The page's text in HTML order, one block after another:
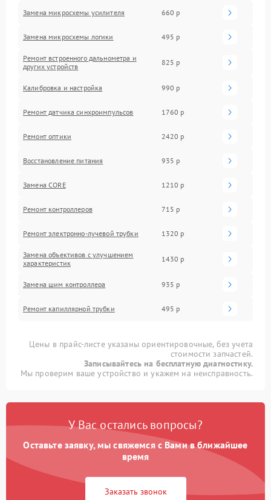
Замена микросхемы усилителя 660 р
Замена микросхемы логики 495 р
Ремонт встроенного дальнометра и
других устройств
825 р
Калибровка и настройка 990 р
Ремонт датчика синхроимпульсов 1760 р
Ремонт оптики 2420 р
Восстановление питания 935 р
Замена CORE 1210 р
Ремонт контроллеров 715 р
Ремонт электронно-лучевой трубки 1320 р
Замена объективов с улучшением
характеристик
1430 р
Замена шим контроллера 935 р
Ремонт капиллярной трубки 495 р
Цены в прайс-листе указаны ориентировочные, без учета
стоимости запчастей.
Записывайтесь на бесплатную диагностику.
Мы проверим ваше устройство и укажем на неисправность.
У Вас остались вопросы?
Оставьте заявку, мы свяжемся с Вами в ближайшее
время
Заказать звонок